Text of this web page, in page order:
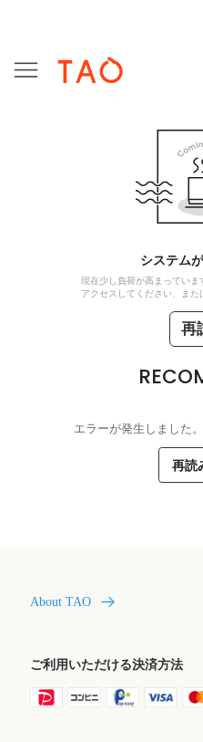
システム
現在少し負荷が高まってい
アクセスしてください、ま
再
エラーが発生しました
再読
About TAO
ご利用いただける決済方法